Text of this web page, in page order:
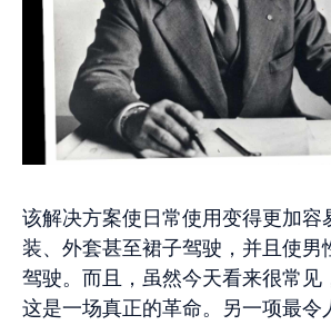
该解决方案使日常使用变得更加容
装、外套甚至裙子驾驶，并且使男
驾驶。而且，虽然今天看来很常见
这是一场真正的革命。另一项最令